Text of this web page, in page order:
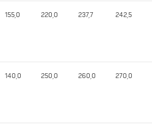
155,0 220,0 237,7 242,5
140,0 250,0 260,0 270,0